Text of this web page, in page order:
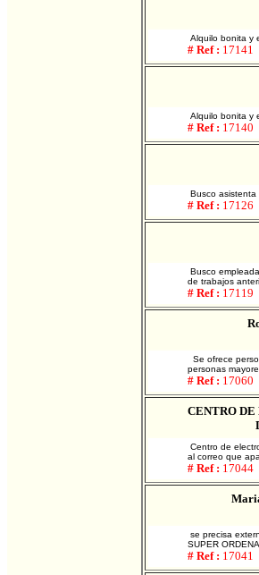
Alquilo bonita y
# Ref : 17141
Alquilo bonita y
# Ref : 17140
Busco asistenta
# Ref : 17126
Busco
de trabajos
# Ref : 17119
Se ofrece
personas
# Ref : 17060
CENTRO
Centro de
al correo que
# Ref : 17044
se precisa
SUPER
# Ref : 17041